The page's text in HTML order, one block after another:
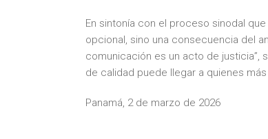
En sintonía con el proceso sinodal
opcional, sino una consecuencia del
comunicación es un acto de justicia”,
de calidad puede llegar a quienes
Panamá, 2 de marzo de 2026